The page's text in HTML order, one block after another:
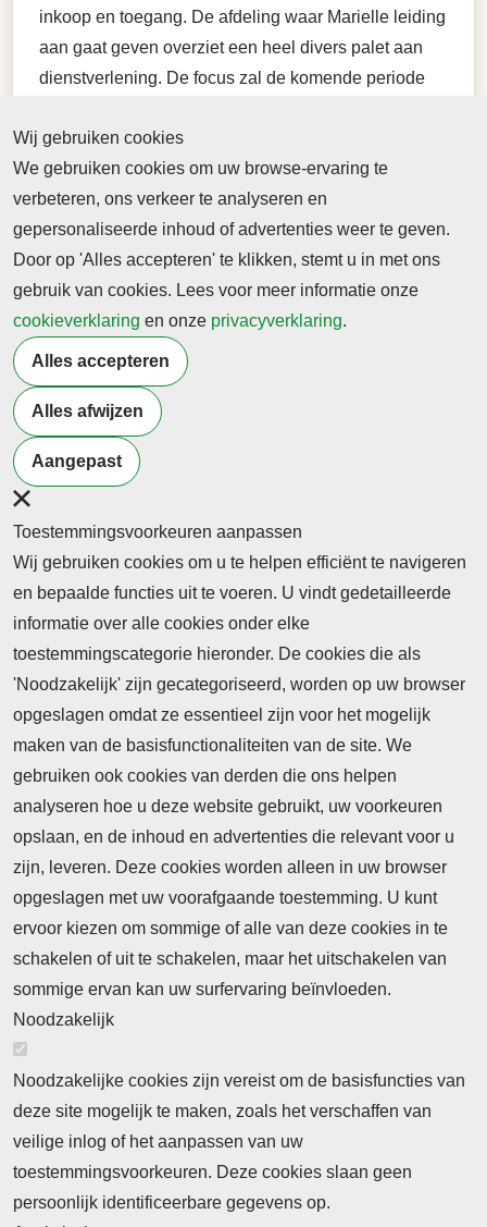
inkoop en toegang. De afdeling waar Marielle leiding
aan gaat geven overziet een heel divers palet aan
dienstverlening. De focus zal de komende periode
facilitaire budgetten en de doorontwikkeling van de
dienstverlening. Tegelijk speelt in de directie een
ontwikkelingstraject om de bedrijfsvoering te laten
aansluiten op de huidige ontwikkelingen.
Terug naar nieuwsoverzicht
Meer artikelen van
Overheid Management
Wij gebruiken cookies
We gebruiken cookies om uw browse-ervaring te
verbeteren, ons verkeer te analyseren en
gepersonaliseerde inhoud of advertenties weer te geven.
Door op 'Alles accepteren' te klikken, stemt u in met ons
gebruik van cookies. Lees voor meer informatie onze
cookieverklaring en onze privacyverklaring.
Alles accepteren
Alles afwijzen
Aangepast
Toestemmingsvoorkeuren aanpassen
Wij gebruiken cookies om u te helpen efficiënt te navigeren
en bepaalde functies uit te voeren. U vindt gedetailleerde
informatie over alle cookies onder elke
toestemmingscategorie hieronder. De cookies die als
'Noodzakelijk' zijn gecategoriseerd, worden op uw browser
opgeslagen omdat ze essentieel zijn voor het mogelijk
maken van de basisfunctionaliteiten van de site. We
gebruiken ook cookies van derden die ons helpen
analyseren hoe u deze website gebruikt, uw voorkeuren
opslaan, en de inhoud en advertenties die relevant voor u
zijn, leveren. Deze cookies worden alleen in uw browser
opgeslagen met uw voorafgaande toestemming. U kunt
ervoor kiezen om sommige of alle van deze cookies in te
schakelen of uit te schakelen, maar het uitschakelen van
sommige ervan kan uw surfervaring beïnvloeden.
Noodzakelijk
Noodzakelijke cookies zijn vereist om de basisfuncties van
deze site mogelijk te maken, zoals het verschaffen van
veilige inlog of het aanpassen van uw
toestemmingsvoorkeuren. Deze cookies slaan geen
persoonlijk identificeerbare gegevens op.
Nieuws
Neem contact op
Algemene Leveringsvoorwaarden
Cookieverklaring
Privacyverklaring
Abonnementinformatie Inlogprocedure
Nieuws